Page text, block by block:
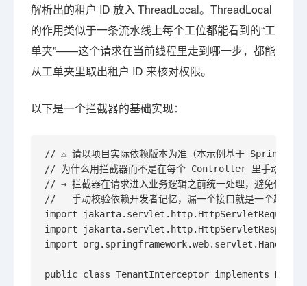
解析出的租户 ID 放入 ThreadLocal。ThreadLocal
的作用类似于一条流水线上每个工位都能看到的“工
单夹”——这个请求在当前线程里走到哪一步，都能
从工单夹里取出租户 ID 来核对权限。
以下是一个拦截器的基础实现：
// ⚠️ 请以项目实际依赖版本为准（本示例基于 Spring
// 为什么用拦截器而不是在每个 Controller 里手动校验
// → 拦截器在请求进入业务逻辑之前统一处理，避免任何一
//   手动校验依赖开发者记忆，漏一个接口就是一个越权入
import jakarta.servlet.http.HttpServletRequest;
import jakarta.servlet.http.HttpServletResponse;
import
public class TenantInterceptor implements